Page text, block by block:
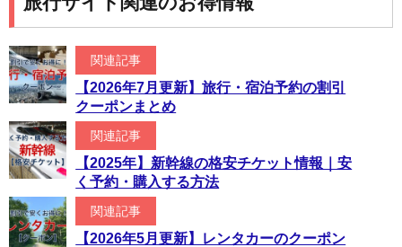
関連記事
【2026年7月更新】旅行・宿泊予約の割引
クーポンまとめ
関連記事
【2025年】新幹線の格安チケット情報｜安
く予約・購入する方法
関連記事
【2026年5月更新】レンタカーのクーポン